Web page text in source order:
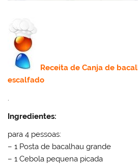
Receita deCanja de
escalfado
.
Ingredientes:
para 4 pessoas:
– 1 Posta de bacalhau grande
– 1 Cebola pequena picada